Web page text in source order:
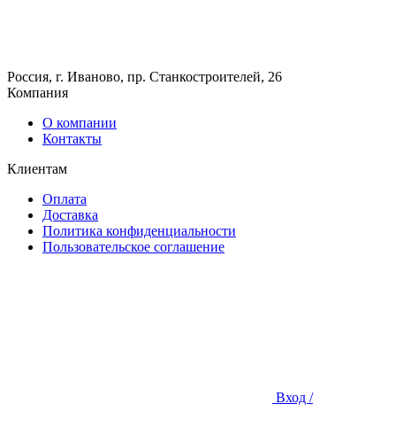
Россия, г. Иваново, пр. Станкостроителей, 26
Компания
О компании
Контакты
Клиентам
Оплата
Доставка
Политика конфиденциальности
Пользовательское соглашение
Вход /